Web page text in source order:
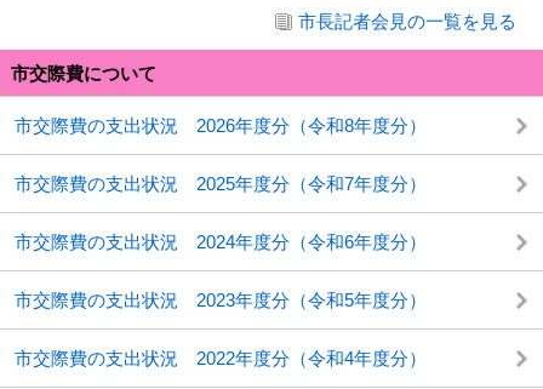
市長記者会見の一覧を見る
市交際費について
市交際費の支出状況 2026年度分（令和8年度分）
市交際費の支出状況 2025年度分（令和7年度分）
市交際費の支出状況 2024年度分（令和6年度分）
市交際費の支出状況 2023年度分（令和5年度分）
市交際費の支出状況 2022年度分（令和4年度分）